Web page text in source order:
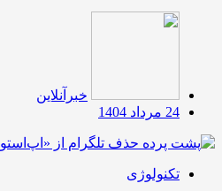
خبرآنلاین
24 مرداد 1404
تکنولوژی